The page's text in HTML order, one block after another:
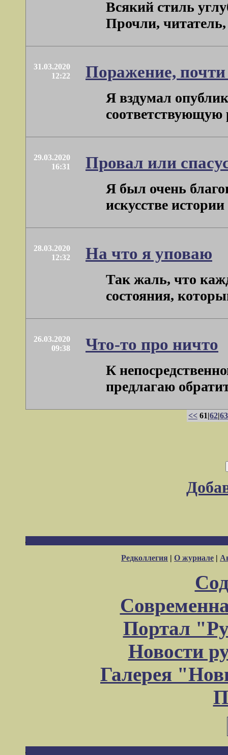
Всякий стиль
Прочли,
31.03.2020
12:22
Поражение, почти
Я вздумал
соответствующую
29.03.2020
16:31
Провал или
Я был очень
искусстве
28.03.2020
12:32
На что я уповаю
Так жаль, что
состояния,
26.03.2020
09:38
Что-то про ничто
К
предлагаю
<< 61|62|63
Редколлегия | О журнале |
Портал
Новости
Галерея